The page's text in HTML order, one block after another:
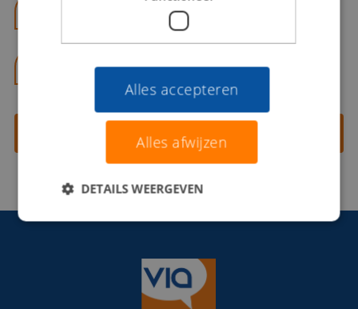
benno@viajou.nl
06 13 28 62 71
Contact opnemen
Alles accepteren
Alles afwijzen
DETAILS WEERGEVEN